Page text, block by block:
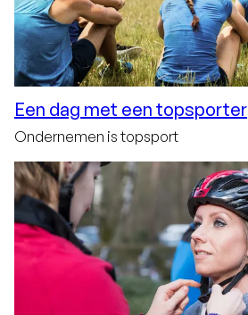
Een dag met een topsporter
Ondernemen is topsport